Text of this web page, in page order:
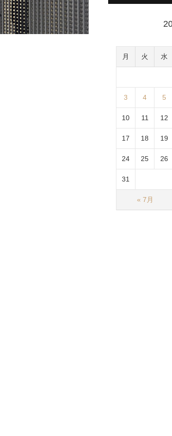
月 火 水
« 7月
3 4 5
10 11 12
17 18 19
24 25 26
31